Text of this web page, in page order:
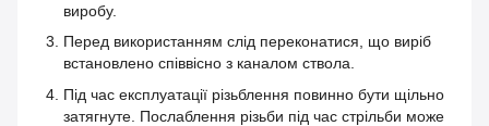
виробу.
Перед використанням слід переконатися, що виріб
встановлено співвісно з каналом ствола.
Під час експлуатації різьблення повинно бути щільно
затягнуте. Послаблення різьби під час стрільби може